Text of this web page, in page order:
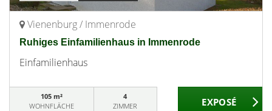
Vienenburg / Immenrode
Ruhiges Einfamilienhaus in Immenrode
Einfamilienhaus
105 m²
WOHNFLÄCHE
4
ZIMMER